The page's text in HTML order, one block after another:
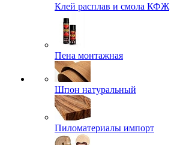
Клей расплав и смола КФЖ
Пена монтажная
Шпон натуральный
Пиломатериалы импорт